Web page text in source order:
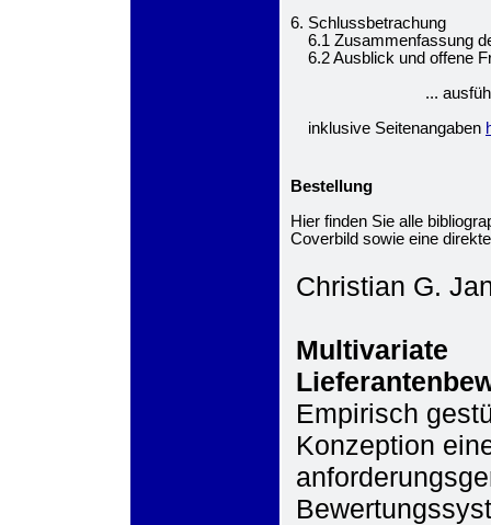
6. Schlussbetrachung
6.1 Zusammenfassung
6.2 Ausblick und offene
...
inklusive Seitenangaben
Bestellung
Hier finden Sie alle
Coverbild sowie eine
Christian G.
Multivariate
Empirisch
Konzeption